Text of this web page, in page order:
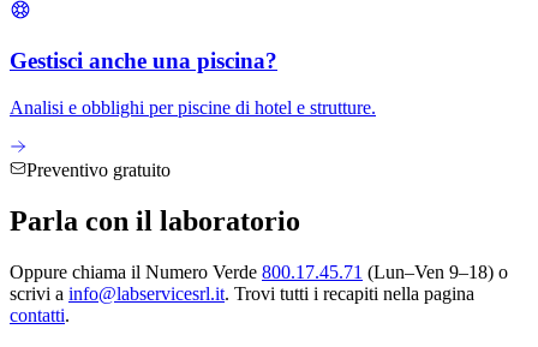
Gestisci anche una piscina?
Analisi e obblighi per piscine di hotel e strutture.
Preventivo gratuito
Parla con il laboratorio
Oppure chiama il Numero Verde 800.17.45.71 (Lun–Ven 9–18) o
scrivi a info@labservicesrl.it. Trovi tutti i recapiti nella pagina
contatti.